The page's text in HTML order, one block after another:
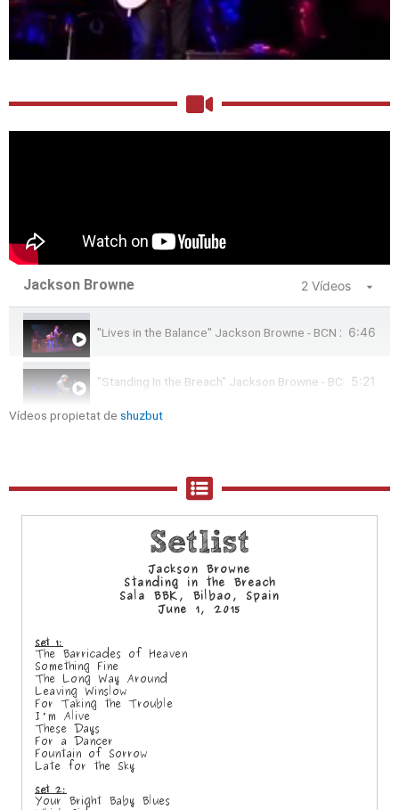
Jackson Browne 2 Vídeos
"Lives in the Balance" Jackson Browne - BCN 2015
6:46
"Standing In the Breach" Jackson Browne - BCN 2015
5:21
Vídeos propietat de shuzbut